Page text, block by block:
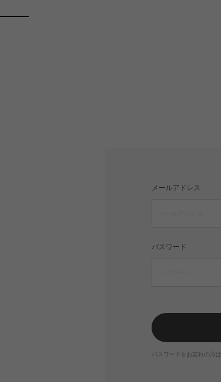
メールアドレス
パスワード
パスワードをお忘れの方は